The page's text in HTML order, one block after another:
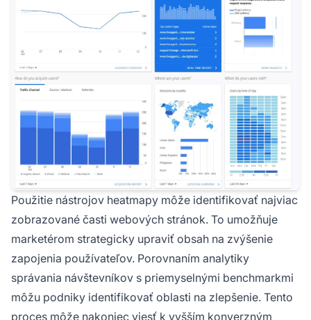
Použitie nástrojov heatmapy môže identifikovať najviac
zobrazované časti webových stránok. To umožňuje
marketérom strategicky upraviť obsah na zvýšenie
zapojenia používateľov. Porovnaním analytiky
správania návštevníkov s priemyselnými benchmarkmi
môžu podniky identifikovať oblasti na zlepšenie. Tento
proces môže nakoniec viesť k vyšším konverzným